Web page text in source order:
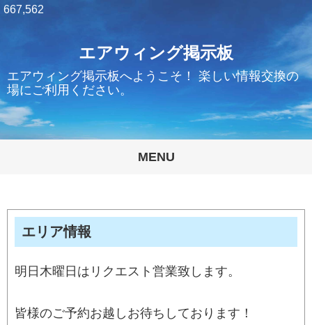
エアウィング掲示板
エアウィング掲示板へようこそ！ 楽しい情報交換の
場にご利用ください。
MENU
667,562
エリア情報
明日木曜日はリクエスト営業致します。
皆様のご予約お越しお待ちしております！